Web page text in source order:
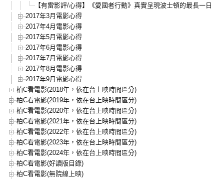
【有雷影評/心得】《愛國者行動》真實呈現波士頓的最長一日
2017年3月電影心得
2017年4月電影心得
2017年5月電影心得
2017年6月電影心得
2017年7月電影心得
2017年8月電影心得
2017年9月電影心得
柏C看電影(2018年，依在台上映時間區分)
柏C看電影(2019年，依在台上映時間區分)
柏C看電影(2020年，依在台上映時間區分)
柏C看電影(2021年，依在台上映時間區分)
柏C看電影(2022年，依在台上映時間區分)
柏C看電影(2023年，依在台上映時間區分)
柏C看電影(2024年，依在台上映時間區分)
柏C看電影(好讀版目錄)
柏C看電影(無院線上映)